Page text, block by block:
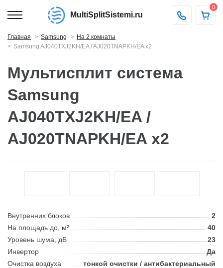
MultiSplitSistemi.ru
0
Главная Samsung
На 2 комнаты
Samsung AJ040TXJ2KH/EA / AJ020TNAPKH/EA x2
Мультисплит система
Samsung
AJ040TXJ2KH/EA /
AJ020TNAPKH/EA x2
Внутренних блоков
2
На площадь до, м²
40
Уровень шума, дБ
23
Инвертор
Да
Очистка воздуха
тонкой очистки / антибактериальный